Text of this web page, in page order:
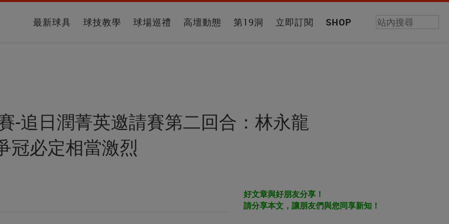
最新球具 球技教學 球場巡禮 高壇動態 第19洞 立即訂閱 SHOP
-追日潤菁英邀請賽第二回合：林永龍
冠必定相當激烈
好文章與好朋友分享！
請分享本文，讓朋友們與您同享新知！